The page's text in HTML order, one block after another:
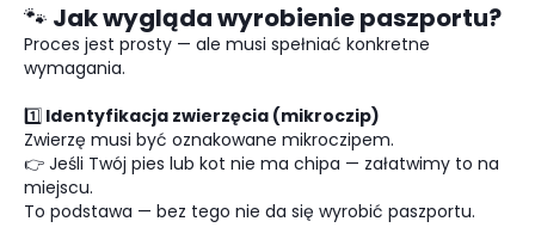
🐾 Jak wygląda wyrobienie paszportu?
Proces jest prosty — ale musi spełniać konkretne
wymagania.
1️⃣ Identyfikacja zwierzęcia (mikroczip)
Zwierzę musi być oznakowane mikroczipem.
👉 Jeśli Twój pies lub kot nie ma chipa — załatwimy to na
miejscu.
To podstawa — bez tego nie da się wyrobić paszportu.